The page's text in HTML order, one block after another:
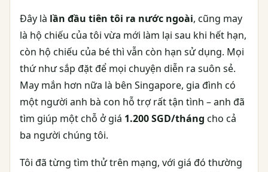
Đây là lần đầu tiên tôi ra nước ngoài, cũng may
là hộ chiếu của tôi vừa mới làm lại sau khi hết hạn,
còn hộ chiếu của bé thì vẫn còn hạn sử dụng. Mọi
thứ như sắp đặt để mọi chuyện diễn ra suôn sẻ.
May mắn hơn nữa là bên Singapore, gia đình có
một người anh bà con hỗ trợ rất tận tình – anh đã
tìm giúp một chỗ ở giá 1.200 SGD/tháng cho cả
ba người chúng tôi.
Tôi đã từng tìm thử trên mạng, với giá đó thường